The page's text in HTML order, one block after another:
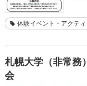
体験イベント・アクティ
札幌大学（非常務
会